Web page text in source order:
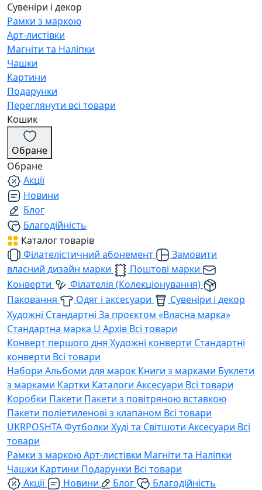
Сувеніри і декор
Рамки з маркою
Арт-листівки
Магніти та Наліпки
Чашки
Картини
Подарунки
Переглянути всі товари
Кошик
Обране
Обране
Акції
Новини
Блог
Благодійність
Каталог товарів
Філателістичний абонемент
Замовити
власний дизайн марки
Поштові марки
Конверти
Філателія (Колекціонування)
Паковання
Одяг і аксесуари
Сувеніри і декор
Художні Стандартні За проєктом «Власна марка»
Стандартна марка U Архів Всі товари
Конверт першого дня Художні конверти Стандартні
конверти Всі товари
Набори Альбоми для марок Книги з марками Буклети
з марками Картки Каталоги Аксесуари Всі товари
Коробки Пакети Пакети з повітряною вставкою
Пакети поліетиленові з клапаном Всі товари
UKRPOSHTAФутболки Худі та Світшоти Аксесуари Всі
товари
Рамки з маркоюАрт-листівки Магніти та Наліпки
Чашки Картини Подарунки Всі товари
Акції
Новини Блог
Благодійність